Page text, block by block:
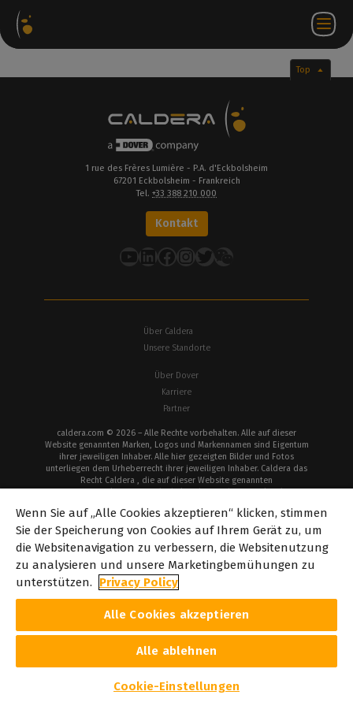
DE
Top
1 rue des Frères Lumière - P.A. d'Eckbolsheim
67201 Eckbolsheim - Frankreich
Tel. +33 388 210 000
Kontakt
YouTube
LinkedIn
Facebook
Instagram
Twitter
Über Caldera
Unsere Standorte
Über Dover
Karriere
Partner
caldera.com © 2026 – Alle Rechte vorbehalten. Alle auf dieser
Website genannten Marken, Logos und Markennamen sind Eigentum
ihrer jeweiligen Inhaber. Alle hier gezeigten Bilder und Fotos
unterliegen dem Urheberrecht ihrer jeweiligen Inhaber. Caldera das
Recht Caldera , die auf dieser Website genannten
Softwarespezifikationen und Inhalte ohne vorherige Ankündigung
Richtlinie
Datenschutzbestimmungen
Hinweis
Urheberrechte
Wenn Sie auf „Alle Cookies akzeptieren“ klicken, stimmen
Sie der Speicherung von Cookies auf Ihrem Gerät zu, um
die Websitenavigation zu verbessern, die Websitenutzung
zu analysieren und unsere Marketingbemühungen zu
unterstützen.
Privacy Policy
Alle Cookies akzeptieren
Alle ablehnen
Cookie-Einstellungen